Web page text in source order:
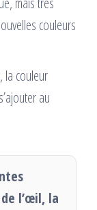
couleurs
la couleur
au
l’œil, la